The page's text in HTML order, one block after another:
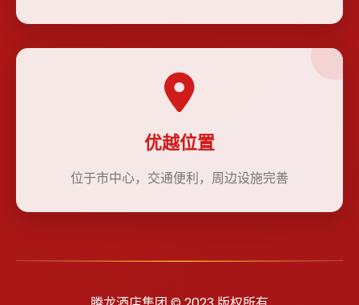
优越位置
位于市中心，交通便利，周边设施完善